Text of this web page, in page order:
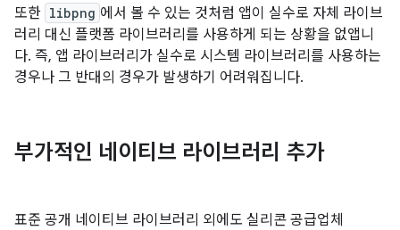
또한 libpng 에서 볼 수 있는 것처럼 앱이 실수로 자체 라이브
러리 대신 플랫폼 라이브러리를 사용하게 되는 상황을 없앱니
다. 즉, 앱 라이브러리가 실수로 시스템 라이브러리를 사용하는
경우나 그 반대의 경우가 발생하기 어려워집니다.
부가적인 네이티브 라이브러리 추가
표준 공개 네이티브 라이브러리 외에도 실리콘 공급업체